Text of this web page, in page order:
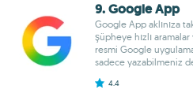
9. Google App
Google App aklınıza
şüpheye hızlı
resmi Google
sadece yazabilmeniz
4.4